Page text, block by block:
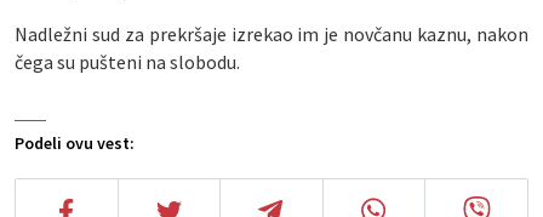
Podeli ovu vest:
Nadležni sud za prekršaje izrekao im je novčanu kaznu, nakon
čega su pušteni na slobodu.